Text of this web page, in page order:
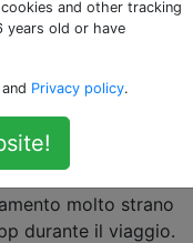
fuso
molto strano
durante il viaggio.
and other tracking
years old or have
and Privacy policy.